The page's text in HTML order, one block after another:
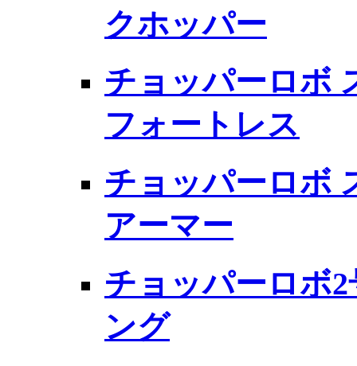
クホッパー
チョッパーロボ
フォートレス
チョッパーロボ
アーマー
チョッパーロボ
ング